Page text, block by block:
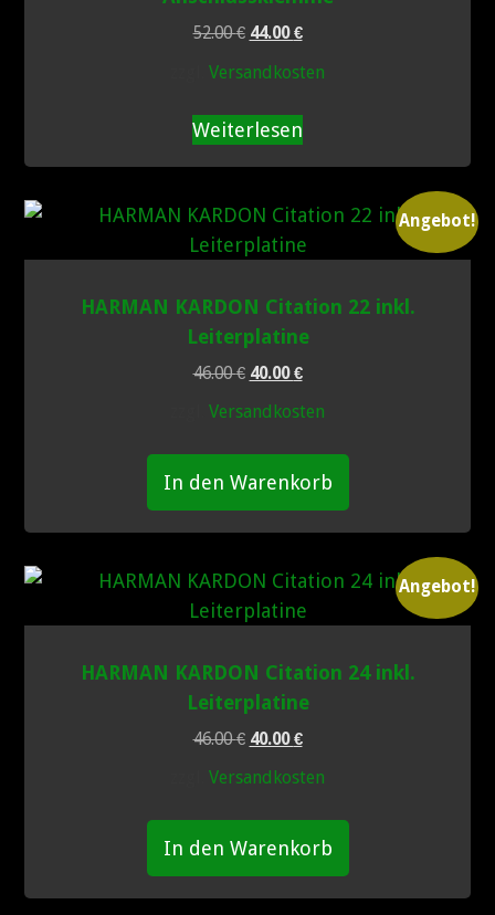
52.00€ Ursprünglicher
war:
44.00€Aktueller
ist:
Versandkosten
Weiterlesen
Angebot!
HARMAN KARDON Citation 22 inkl.
Leiterplatine
46.00€ Ursprünglicher
war:
40.00€Aktueller
ist:
Versandkosten
In den Warenkorb
Angebot!
HARMAN KARDON Citation 24 inkl.
Leiterplatine
46.00€ Ursprünglicher
war:
40.00€Aktueller
ist:
Versandkosten
In den Warenkorb